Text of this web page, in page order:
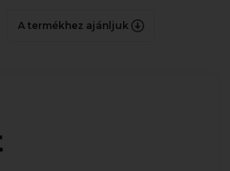
A termékhez ajánljuk